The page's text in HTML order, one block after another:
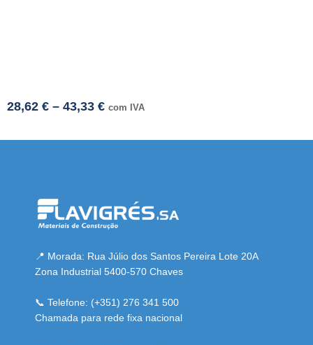
28,62 € – 43,33 € com IVA
📍 Morada: Rua Júlio dos Santos Pereira Lote 20A
Zona Industrial 5400-570 Chaves
📞 Telefone: (+351) 276 341 500
Chamada para rede fixa nacional